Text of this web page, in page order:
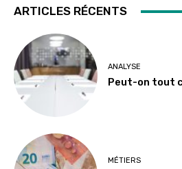
ARTICLES RÉCENTS
ANALYSE
Peut-on tout
MÉTIERS